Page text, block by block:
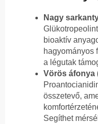
Nagy
bioaktív
hagyományos
a légutak
Vörös áfonya
összetevő,
Segíthet